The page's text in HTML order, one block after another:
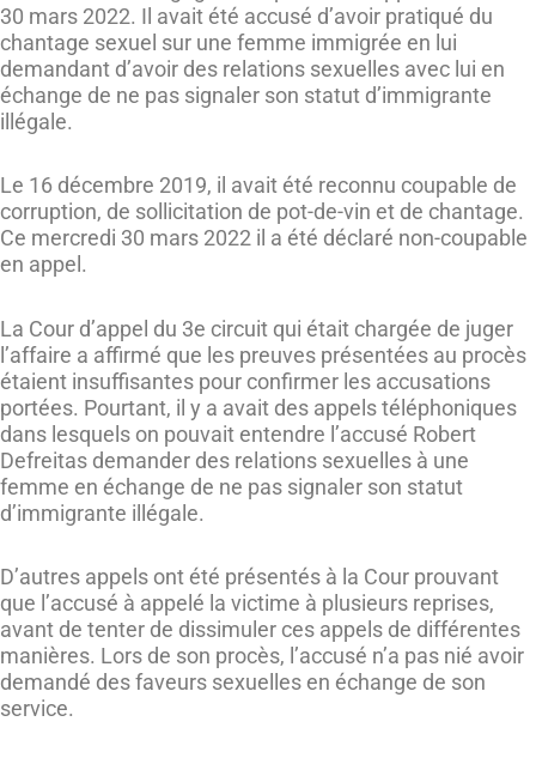
30 mars 2022. Il avait été accusé d’avoir pratiqué du
chantage sexuel sur une femme immigrée en lui
demandant d’avoir des relations sexuelles avec lui en
échange de ne pas signaler son statut d’immigrante
illégale.
Le 16 décembre 2019, il avait été reconnu coupable de
corruption, de sollicitation de pot-de-vin et de chantage.
Ce mercredi 30 mars 2022 il a été déclaré non-coupable
en appel.
La Cour d’appel du 3e circuit qui était chargée de juger
l’affaire a affirmé que les preuves présentées au procès
étaient insuffisantes pour confirmer les accusations
portées. Pourtant, il y a avait des appels téléphoniques
dans lesquels on pouvait entendre l’accusé Robert
Defreitas demander des relations sexuelles à une
femme en échange de ne pas signaler son statut
d’immigrante illégale.
D’autres appels ont été présentés à la Cour prouvant
que l’accusé à appelé la victime à plusieurs reprises,
avant de tenter de dissimuler ces appels de différentes
manières. Lors de son procès, l’accusé n’a pas nié avoir
demandé des faveurs sexuelles en échange de son
service.